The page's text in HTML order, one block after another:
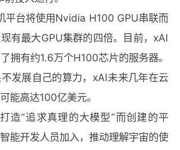
平台将使用Nvidia H100 GPU串联而
有最大GPU集群的四倍。目前，xAI
拥有约1.6万个H100芯片的服务器。
发展自己的算力，xAI未来几年在云
能高达100亿美元。
造“追求真理的大模型”而创建的平
能开发人员加入，推动理解宇宙的使